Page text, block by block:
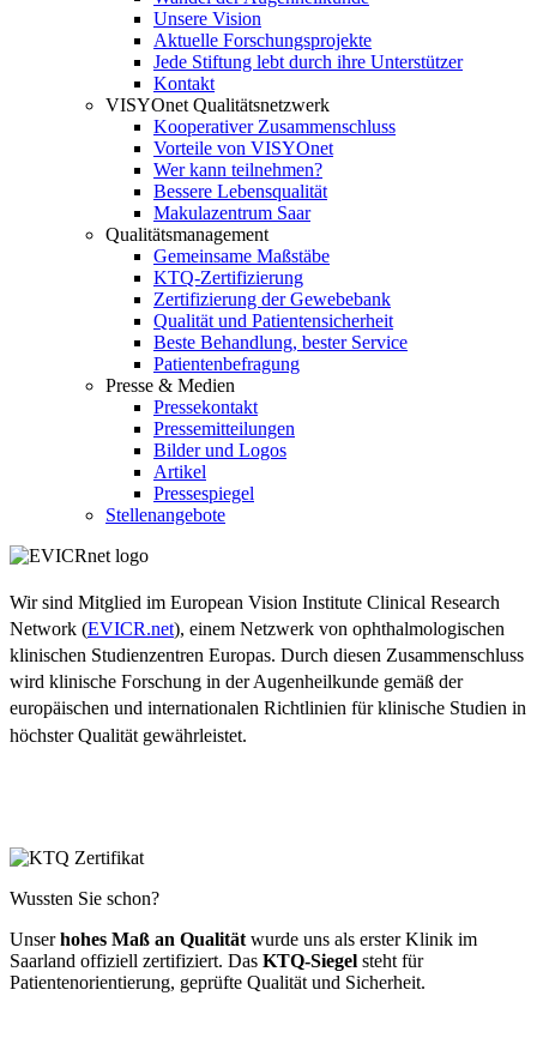
Unsere Vision
Aktuelle Forschungsprojekte
Jede Stiftung lebt durch ihre Unterstützer
Kontakt
VISYOnet Qualitätsnetzwerk
Kooperativer Zusammenschluss
Vorteile von VISYOnet
Wer kann teilnehmen?
Bessere Lebensqualität
Makulazentrum Saar
Qualitätsmanagement
Gemeinsame Maßstäbe
KTQ-Zertifizierung
Zertifizierung der Gewebebank
Qualität und Patientensicherheit
Beste Behandlung, bester Service
Patientenbefragung
Presse & Medien
Pressekontakt
Pressemitteilungen
Bilder und Logos
Artikel
Pressespiegel
Stellenangebote
Wir sind Mitglied im European Vision Institute Clinical Research
Network (EVICR.net), einem Netzwerk von ophthalmologischen
klinischen Studienzentren Europas. Durch diesen Zusammenschluss
wird klinische Forschung in der Augenheilkunde gemäß der
europäischen und internationalen Richtlinien für klinische Studien in
höchster Qualität gewährleistet.
Wussten Sie schon?
Unserhohes Maß an Qualität wurde uns als erster Klinik im
Saarland offiziell zertifiziert. Das KTQ-Siegel steht für
Patientenorientierung, geprüfte Qualität und Sicherheit.